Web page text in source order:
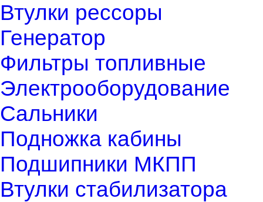
Втулки рессоры
Генератор
Фильтры топливные
Электрооборудование
Сальники
Подножка кабины
Подшипники МКПП
Втулки стабилизатора